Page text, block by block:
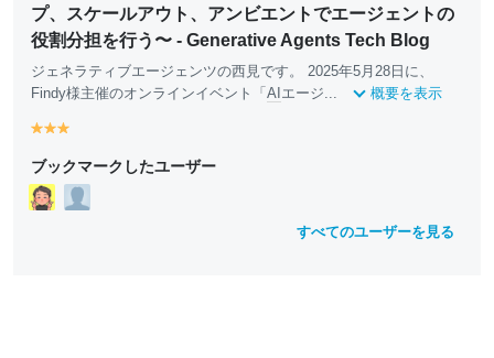
プ、スケールアウト、アンビエントでエージェントの
役割分担を行う〜 - Generative Agents Tech Blog
ジェネラティブエージェンツの西見です。 2025年5月28日に、
Findy様主催のオンラインイベント「 AI エージ... 概要を表示
y
ll
o
w
y
ll
o
w
ll
w
ブックマークしたユーザー
すべてのユーザーを見る